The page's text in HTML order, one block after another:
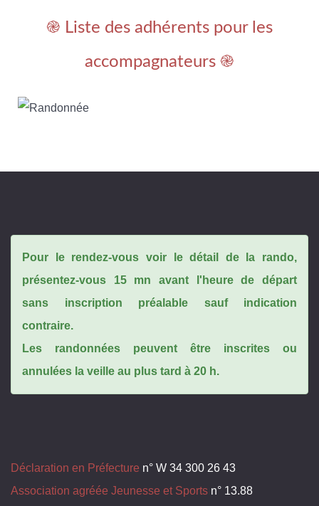
֎ Liste des adhérents pour les
accompagnateurs ֎
Pour le rendez-vous voir le détail de la rando,
présentez-vous 15 mn avant l'heure de départ
sans inscription préalable sauf indication
contraire.
Les randonnées peuvent être inscrites ou
annulées la veille au plus tard à 20 h.
Déclaration en Préfecture n° W 34 300 26 43
Association agréée Jeunesse et Sports n° 13.88